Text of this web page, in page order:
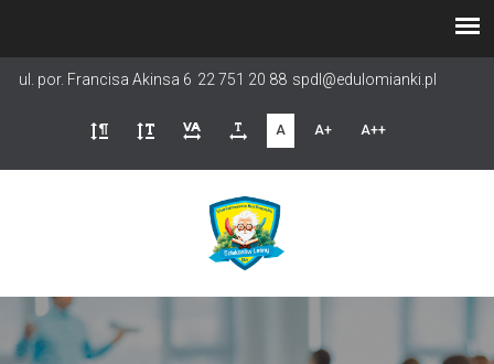
treści
ul. por. Francisa Akinsa 6 22 751 20 88 spdl@edulomianki.pl
A A+ A++